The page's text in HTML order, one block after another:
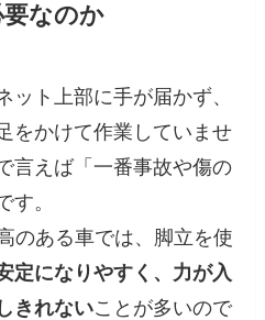
なのか
ット上部に手が届かず、
をかけて作業していませ
言えば「一番事故や傷の
す。
のある車では、脚立を使
定になりやすく、力が入
きれないことが多いので